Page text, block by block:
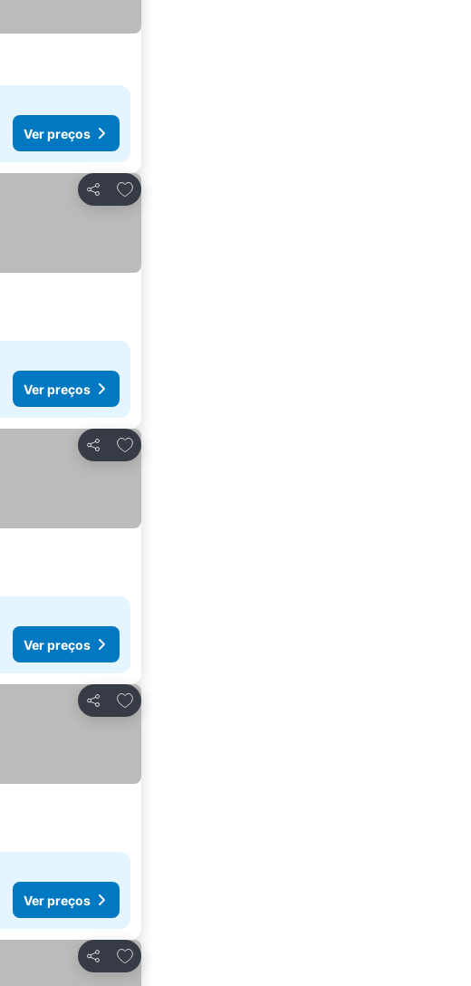
Ver preços
Partilhar
Adicionar aos favoritos
Ver preços
Partilhar
Adicionar aos favoritos
Ver preços
Partilhar
Adicionar aos favoritos
Ver preços
Partilhar
Adicionar aos favoritos